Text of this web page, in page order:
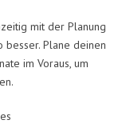
mit der Planung
besser. Plane deinen
im Voraus, um